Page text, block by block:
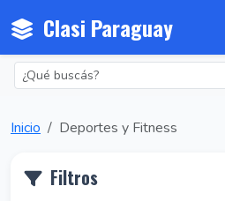
Clasi Paraguay
Inicio Deportes y Fitness
Filtros